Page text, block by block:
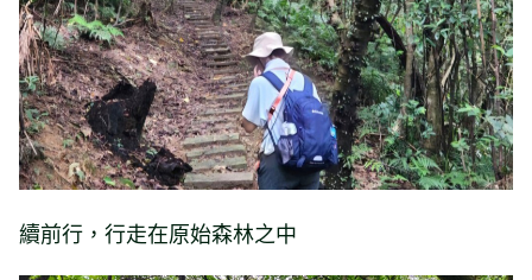
續前行，行走在原始森林之中